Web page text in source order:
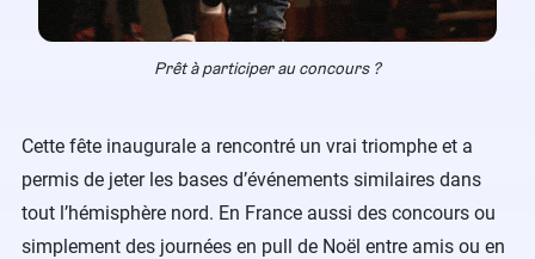
Prêt à participer au concours ?
Cette fête inaugurale a rencontré un vrai triomphe et a
permis de jeter les bases d’événements similaires dans
tout l’hémisphère nord. En France aussi des concours ou
simplement des journées en pull de Noël entre amis ou en